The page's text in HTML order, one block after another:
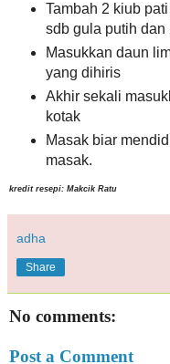
Tambah 2 kiub
sdb gula putih dan
Masukkan daun
yang dihiris
Akhir sekali
kotak
Masak biar
masak.
kredit resepi: Makcik Ratu‎
adha
Share
No comments:
Post a Comment